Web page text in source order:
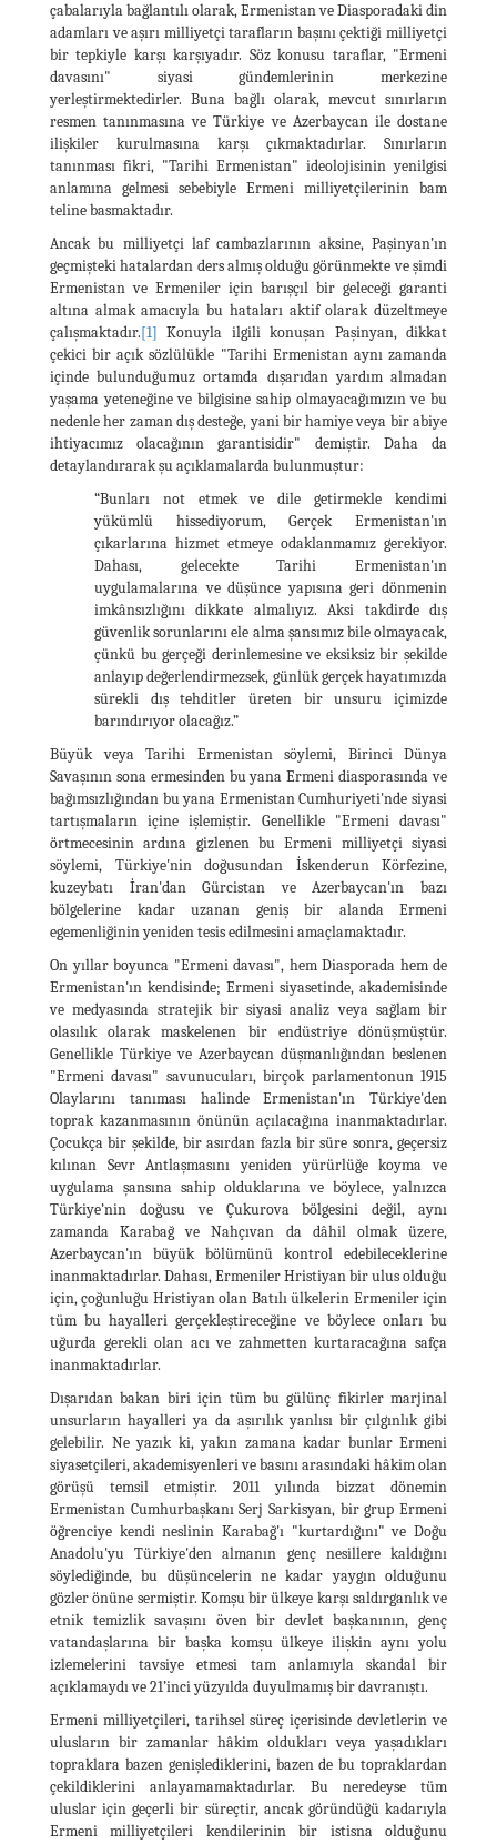
çabalarıyla bağlantılı olarak, Ermenistan ve Diasporadaki din
adamları ve aşırı milliyetçi tarafların başını çektiği milliyetçi
bir tepkiyle karşı karşıyadır. Söz konusu taraflar, "Ermeni
davasını" siyasi gündemlerinin merkezine
yerleştirmektedirler. Buna bağlı olarak, mevcut sınırların
resmen tanınmasına ve Türkiye ve Azerbaycan ile dostane
ilişkiler kurulmasına karşı çıkmaktadırlar. Sınırların
tanınması fikri, "Tarihi Ermenistan" ideolojisinin yenilgisi
anlamına gelmesi sebebiyle Ermeni milliyetçilerinin bam
teline basmaktadır.
Ancak bu milliyetçi laf cambazlarının aksine, Paşinyan’ın
geçmişteki hatalardan ders almış olduğu görünmekte ve şimdi
Ermenistan ve Ermeniler için barışçıl bir geleceği garanti
altına almak amacıyla bu hataları aktif olarak düzeltmeye
çalışmaktadır.[1] Konuyla ilgili konuşan Paşinyan, dikkat
çekici bir açık sözlülükle "Tarihi Ermenistan aynı zamanda
içinde bulunduğumuz ortamda dışarıdan yardım almadan
yaşama yeteneğine ve bilgisine sahip olmayacağımızın ve bu
nedenle her zaman dış desteğe, yani bir hamiye veya bir abiye
ihtiyacımız olacağının garantisidir" demiştir. Daha da
detaylandırarak şu açıklamalarda bulunmuştur:
“Bunları not etmek ve dile getirmekle kendimi
yükümlü hissediyorum, Gerçek Ermenistan'ın
çıkarlarına hizmet etmeye odaklanmamız gerekiyor.
Dahası, gelecekte Tarihi Ermenistan'ın
uygulamalarına ve düşünce yapısına geri dönmenin
imkânsızlığını dikkate almalıyız. Aksi takdirde dış
güvenlik sorunlarını ele alma şansımız bile olmayacak,
çünkü bu gerçeği derinlemesine ve eksiksiz bir şekilde
anlayıp değerlendirmezsek, günlük gerçek hayatımızda
sürekli dış tehditler üreten bir unsuru içimizde
barındırıyor olacağız.”
Büyük veya Tarihi Ermenistan söylemi, Birinci Dünya
Savaşının sona ermesinden bu yana Ermeni diasporasında ve
bağımsızlığından bu yana Ermenistan Cumhuriyeti'nde siyasi
tartışmaların içine işlemiştir. Genellikle "Ermeni davası"
örtmecesinin ardına gizlenen bu Ermeni milliyetçi siyasi
söylemi, Türkiye'nin doğusundan İskenderun Körfezine,
kuzeybatı İran'dan Gürcistan ve Azerbaycan'ın bazı
bölgelerine kadar uzanan geniş bir alanda Ermeni
egemenliğinin yeniden tesis edilmesini amaçlamaktadır.
On yıllar boyunca "Ermeni davası", hem Diasporada hem de
Ermenistan'ın kendisinde; Ermeni siyasetinde, akademisinde
ve medyasında stratejik bir siyasi analiz veya sağlam bir
olasılık olarak maskelenen bir endüstriye dönüşmüştür.
Genellikle Türkiye ve Azerbaycan düşmanlığından beslenen
"Ermeni davası" savunucuları, birçok parlamentonun 1915
Olaylarını tanıması halinde Ermenistan'ın Türkiye'den
toprak kazanmasının önünün açılacağına inanmaktadırlar.
Çocukça bir şekilde, bir asırdan fazla bir süre sonra, geçersiz
kılınan Sevr Antlaşmasını yeniden yürürlüğe koyma ve
uygulama şansına sahip olduklarına ve böylece, yalnızca
Türkiye’nin doğusu ve Çukurova bölgesini değil, aynı
zamanda Karabağ ve Nahçıvan da dâhil olmak üzere,
Azerbaycan'ın büyük bölümünü kontrol edebileceklerine
inanmaktadırlar. Dahası, Ermeniler Hristiyan bir ulus olduğu
için, çoğunluğu Hristiyan olan Batılı ülkelerin Ermeniler için
tüm bu hayalleri gerçekleştireceğine ve böylece onları bu
uğurda gerekli olan acı ve zahmetten kurtaracağına safça
inanmaktadırlar.
Dışarıdan bakan biri için tüm bu gülünç fikirler marjinal
unsurların hayalleri ya da aşırılık yanlısı bir çılgınlık gibi
gelebilir. Ne yazık ki, yakın zamana kadar bunlar Ermeni
siyasetçileri, akademisyenleri ve basını arasındaki hâkim olan
görüşü temsil etmiştir. 2011 yılında bizzat dönemin
Ermenistan Cumhurbaşkanı Serj Sarkisyan, bir grup Ermeni
öğrenciye kendi neslinin Karabağ'ı "kurtardığını" ve Doğu
Anadolu'yu Türkiye'den almanın genç nesillere kaldığını
söylediğinde, bu düşüncelerin ne kadar yaygın olduğunu
gözler önüne sermiştir. Komşu bir ülkeye karşı saldırganlık ve
etnik temizlik savaşını öven bir devlet başkanının, genç
vatandaşlarına bir başka komşu ülkeye ilişkin aynı yolu
izlemelerini tavsiye etmesi tam anlamıyla skandal bir
açıklamaydı ve 21’inci yüzyılda duyulmamış bir davranıştı.
Ermeni milliyetçileri, tarihsel süreç içerisinde devletlerin ve
ulusların bir zamanlar hâkim oldukları veya yaşadıkları
topraklara bazen genişlediklerini, bazen de bu topraklardan
çekildiklerini anlayamamaktadırlar. Bu neredeyse tüm
uluslar için geçerli bir süreçtir, ancak göründüğü kadarıyla
Ermeni milliyetçileri kendilerinin bir istisna olduğunu